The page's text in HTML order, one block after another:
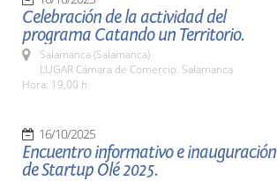
Celebración de la actividad del
programa Catando un Territorio.
Salamanca (Salamanca)
LUGAR Cámara de Comercio. Salamanca
Hora: 19,00 h
16/10/2025
Encuentro informativo e inauguración
de Startup Olé 2025.